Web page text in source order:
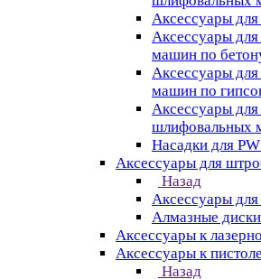
Аксессуары
Аксессуары
машин по
Аксессуары
машин по
Аксессуары
шлифовальных
Насадки для
Аксессуары для
Назад
Аксессуары
Алмазные
Аксессуары к
Аксессуары к
Назад